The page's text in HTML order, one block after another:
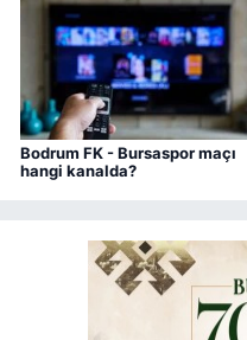
Bodrum FK - Bursaspor maçı
hangi kanalda?